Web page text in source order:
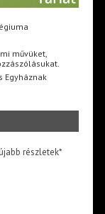
művüket,
Egyháznak
részletek*